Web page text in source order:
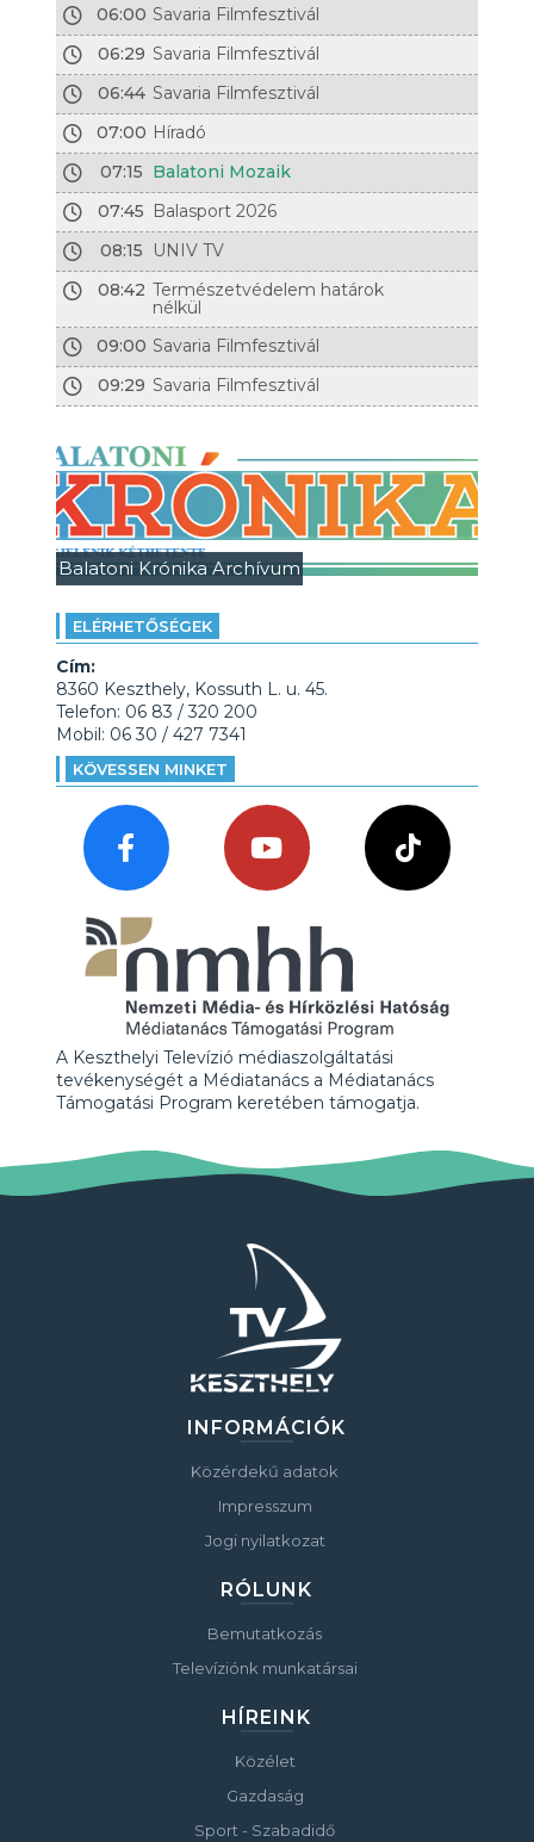
06:00 Savaria Filmfesztivál
06:29 Savaria Filmfesztivál
06:44 Savaria Filmfesztivál
07:00 Híradó
07:15 Balatoni Mozaik
07:45 Balasport 2026
08:15
UNIV TV
08:42 Természetvédelem határok
nélkül
09:00 Savaria Filmfesztivál
09:29 Savaria Filmfesztivál
Balatoni Krónika Archívum
ELÉRHETŐSÉGEK
Cím:
8360 Keszthely, Kossuth L. u. 45.
Telefon: 06 83 / 320 200
Mobil: 06 30 / 427 7341
KÖVESSEN MINKET
A Keszthelyi Televízió médiaszolgáltatási
tevékenységét a Médiatanács a Médiatanács
Támogatási Program keretében támogatja.
INFORMÁCIÓK
Közérdekű adatok
Impresszum
Jogi nyilatkozat
RÓLUNK
Bemutatkozás
Televíziónk munkatársai
HÍREINK
Közélet
Gazdaság
Sport - Szabadidő